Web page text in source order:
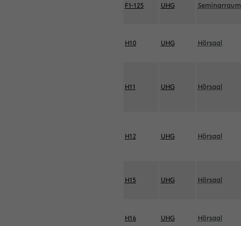
F1-125 UHG Seminarraum
H10 UHG Hörsaal
H11 UHG Hörsaal
H12 UHG Hörsaal
H15 UHG Hörsaal
H16 UHG Hörsaal